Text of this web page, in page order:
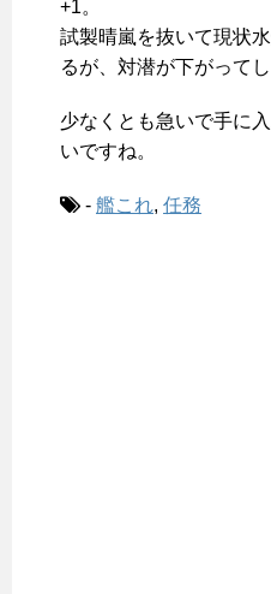
+1。
試製晴嵐を抜いて現状
るが、対潜が下がって
少なくとも急いで手に
いですね。
- 艦これ, 任務